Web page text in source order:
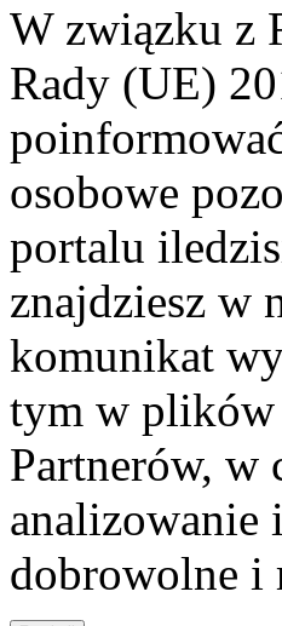
W związku z
Rady (UE)
osobowe
portalu
znajdziesz w
komunikat
tym w plików
Partnerów, w
analizowanie
dobrowolne i